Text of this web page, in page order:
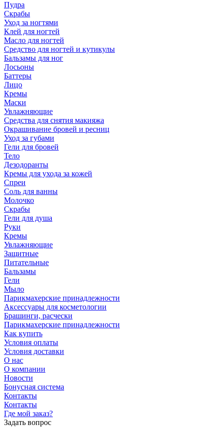
Пудра
Скрабы
Уход за ногтями
Клей для ногтей
Масло для ногтей
Средство для ногтей и кутикулы
Бальзамы для ног
Лосьоны
Баттеры
Лицо
Кремы
Маски
Увлажняющие
Средства для снятия макияжа
Окрашивание бровей и ресниц
Уход за губами
Гели для бровей
Тело
Дезодоранты
Кремы для ухода за кожей
Спреи
Соль для ванны
Молочко
Скрабы
Гели для душа
Руки
Кремы
Увлажняющие
Защитные
Питательные
Бальзамы
Гели
Мыло
Парикмахерские принадлежности
Аксессуары для косметологии
Брашинги, расчески
Парикмахерские принадлежности
Как купить
Условия оплаты
Условия доставки
О нас
О компании
Новости
Бонусная система
Контакты
Контакты
Где мой заказ?
Задать вопрос